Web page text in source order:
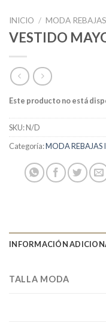
INICIO / MODA
VESTIDO
Este producto no está
SKU:N/D
Categoría:MODA REBAJAS
INFORMACIÓN
TALLA MODA